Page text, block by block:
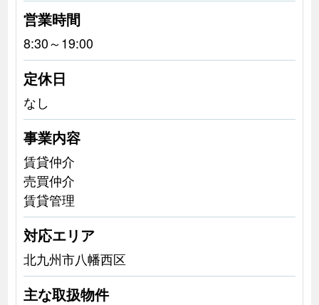
営業時間
8:30～19:00
定休日
なし
事業内容
賃貸仲介
売買仲介
賃貸管理
対応エリア
北九州市八幡西区
主な取扱物件